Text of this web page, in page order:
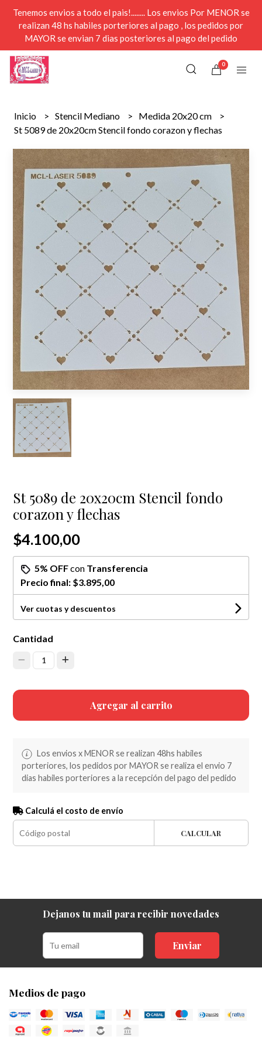
Tenemos envios a todo el pais!........ Los envios Por MENOR se
realizan 48 hs habiles porteriores al pago , los pedidos por
MAYOR se envian 7 dias posteriores al pago del pedido
0
Inicio Stencil Mediano
Medida 20x20 cm
St 5089 de 20x20cm Stencil fondo corazon y flechas
St 5089 de 20x20cm Stencil fondo
corazon y flechas
$4.100,00
5% OFFcon Transferencia
Precio final: $3.895,00
Ver cuotas y descuentos
Cantidad
1
Agregar al carrito
Los envios x MENOR se realizan 48hs habiles
porteriores, los pedidos por MAYOR se realiza el envio 7
dias habiles porteriores a la recepción del pago del pedido
Calculá el costo de envío
CALCULAR
Dejanos tu mail para recibir novedades
Enviar
Medios de pago